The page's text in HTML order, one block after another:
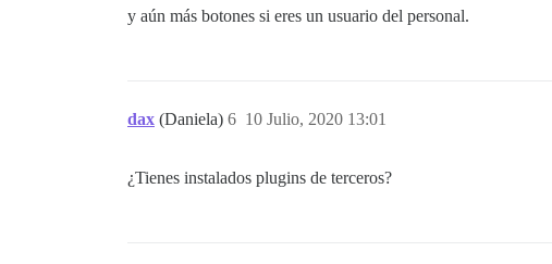
y aún más botones si eres un usuario del personal.
dax (Daniela) 10 Julio, 2020 13:01
6
¿Tienes instalados plugins de terceros?